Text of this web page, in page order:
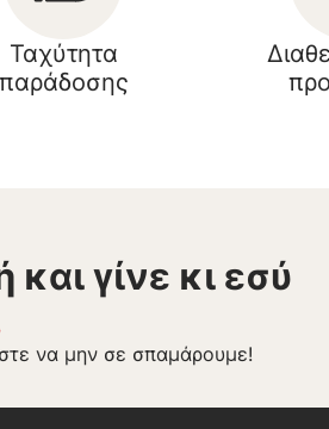
Ταχύτητα
παράδοσης
γίνε κι εσύ
να μην σε σπαμάρουμε!